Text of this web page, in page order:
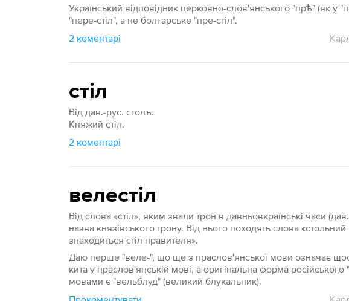
Український відповідник церковно-слов'янського "прѣ" (як у
"пере-стіл", а не болгарське "пре-стіл".
2 коментарі
стіл
Від дав.-рус. столъ.
Княжий стіл.
2 коментарі
велестіл
Від слова «стіл», яким звали трон в давньовкраїнські часи
назва князівського трону. Від нього походять слова
знаходиться стіл правителя».
Даю перше "веле-", що ще з праслов'янської мови означає
кита у праслов'янській мові, а оригінальна форма
мовами є "вельблуд" (великий блукальник).